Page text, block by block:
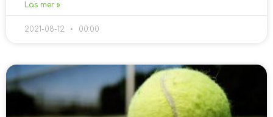
Läs mer »
2021-08-12 00:00